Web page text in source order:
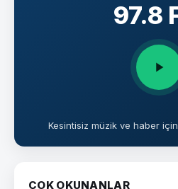
97.8
Kesintisiz müzik ve haber için
ÇOK OKUNANLAR